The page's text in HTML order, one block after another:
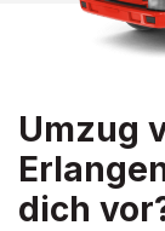
Umzug
dich